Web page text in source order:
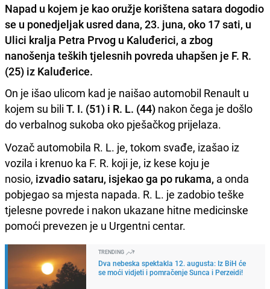
Napad u kojem je kao oružje korištena satara dogodio
se u ponedjeljak usred dana, 23. juna, oko 17 sati, u
Ulici kralja Petra Prvog u Kaluđerici, a zbog
nanošenja teških tjelesnih povreda uhapšen je F. R.
(25) iz Kaluđerice.
On je išao ulicom kad je naišao automobil Renault u
kojem su bili T. I. (51) i R. L. (44) nakon čega je došlo
do verbalnog sukoba oko pješačkog prijelaza.
Vozač automobila R. L. je, tokom svađe, izašao iz
vozila i krenuo ka F. R. koji je, iz kese koju je
nosio, izvadio sataru, isjekao ga po rukama, a onda
pobjegao sa mjesta napada. R. L. je zadobio teške
tjelesne povrede i nakon ukazane hitne medicinske
pomoći prevezen je u Urgentni centar.
TRENDING
Dva nebeska spektakla 12. augusta: Iz BiH će
se moći vidjeti i pomračenje Sunca i Perzeidi!